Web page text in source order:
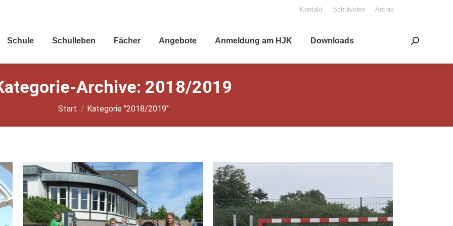
Kon­takt Schul­vi­deo Archiv
Schu­le Schul­le­ben Fächer Ange­bo­te Anmel­dung am HJK Down­loads Search:
Archive: 2018/2019
Sie befinden sich hier:
Start Kategorie "2018/2019"